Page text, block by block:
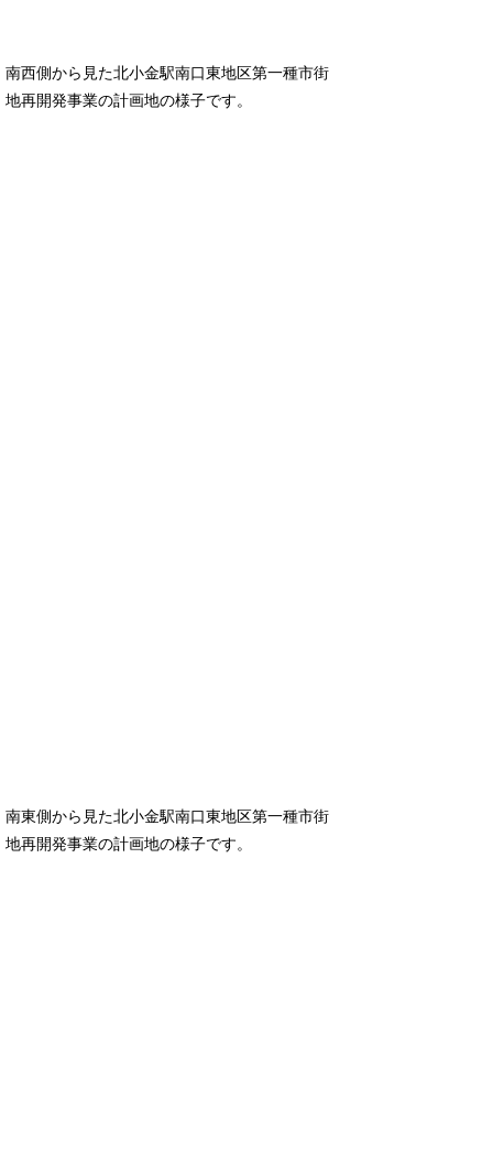
南西側から見た北小金駅南口東地区第一種市街
地再開発事業の計画地の様子です。
南東側から見た北小金駅南口東地区第一種市街
地再開発事業の計画地の様子です。